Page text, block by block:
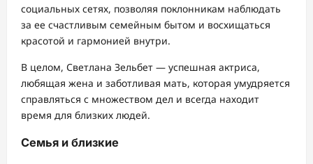
социальных сетях, позволяя поклонникам наблюдать
за ее счастливым семейным бытом и восхищаться
красотой и гармонией внутри.
В целом, Светлана Зельбет — успешная актриса,
любящая жена и заботливая мать, которая умудряется
справляться с множеством дел и всегда находит
время для близких людей.
Семья и близкие